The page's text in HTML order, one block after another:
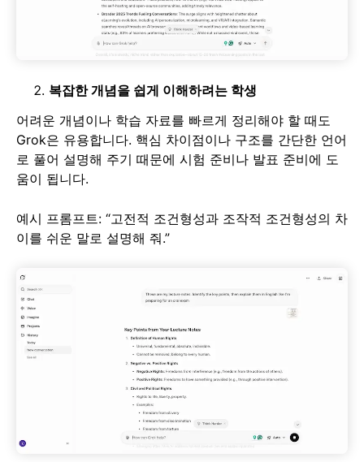
복잡한 개념을 쉽게 이해하려는 학생
어려운 개념이나 학습 자료를 빠르게 정리해야 할 때도
Grok은 유용합니다. 핵심 차이점이나 구조를 간단한 언어
로 풀어 설명해 주기 때문에 시험 준비나 발표 준비에 도
움이 됩니다.
예시 프롬프트: “고전적 조건형성과 조작적 조건형성의 차
이를 쉬운 말로 설명해 줘.”